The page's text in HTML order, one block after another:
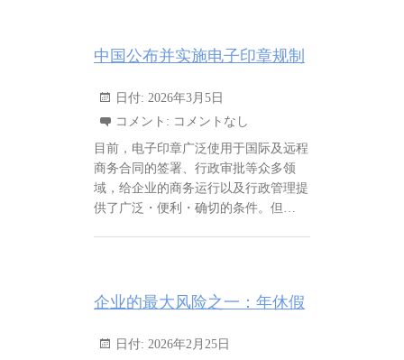
中国公布并实施电子印章规制
日付: 2026年3月5日
コメント: コメントなし
目前，电子印章广泛使用于国际及远程
商务合同的签署、行政审批等众多领
域，给企业的商务运行以及行政管理提
供了广泛・便利・确切的条件。但…
企业的最大风险之一：年休假
日付: 2026年2月25日